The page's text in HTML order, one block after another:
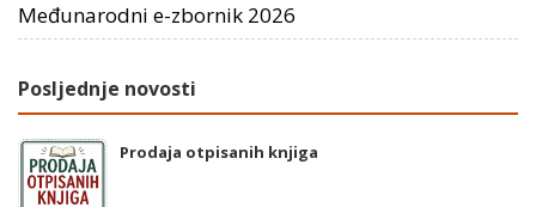
Međunarodni e-zbornik 2026
Posljednje novosti
Prodaja otpisanih knjiga